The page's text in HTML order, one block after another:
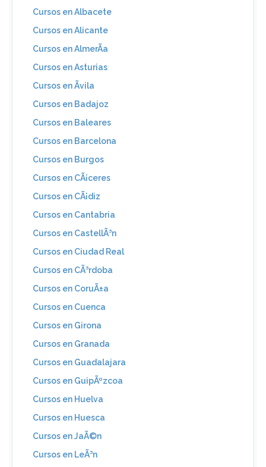
Cursos en Albacete
Cursos en Alicante
Cursos en AlmerÃ­a
Cursos en Asturias
Cursos en Ãvila
Cursos en Badajoz
Cursos en Baleares
Cursos en Barcelona
Cursos en Burgos
Cursos en CÃ¡ceres
Cursos en CÃ¡diz
Cursos en Cantabria
Cursos en CastellÃ³n
Cursos en Ciudad Real
Cursos en CÃ³rdoba
Cursos en CoruÃ±a
Cursos en Cuenca
Cursos en Girona
Cursos en Granada
Cursos en Guadalajara
Cursos en GuipÃºzcoa
Cursos en Huelva
Cursos en Huesca
Cursos en JaÃ©n
Cursos en LeÃ³n